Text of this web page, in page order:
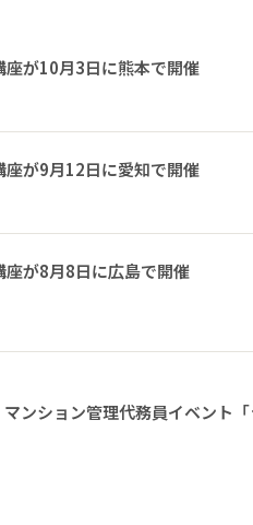
が10月3日に熊本で開催
が9月12日に愛知で開催
が8月8日に広島で開催
ンション管理代務員イベント「